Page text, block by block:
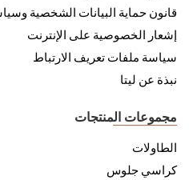
قانون حماية البيانات الشخصية
إشعار الخصوصية على الإنترنت
سياسة ملفات تعريف الارتباط
نبذة عن ليتا
مجموعات المنتجات
الطاولات
كراسي جلوس